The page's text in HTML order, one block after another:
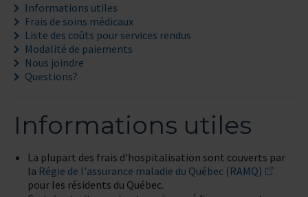
Informations utiles
Frais de soins médicaux
Liste des coûts pour services rendus
Modalité de paiements
Nous joindre
Questions?
Informations utiles
La plupart des frais d'hospitalisation sont couverts par
la Régie de l'assurance maladie du Québec (RAMQ)
pour les résidents du Québec.